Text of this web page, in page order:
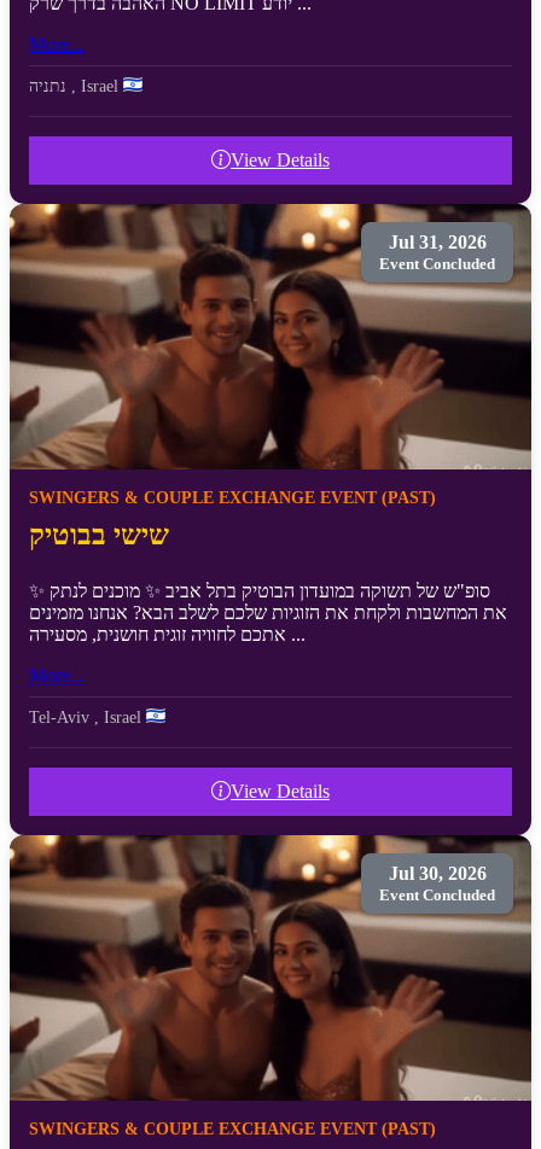
More...
נתניה , Israel
View Details
Jul 31, 2026
Event Concluded
SWINGERS & COUPLE EXCHANGE EVENT (PAST)
שישי בבוטיק
✨ סופ"ש של תשוקה במועדון הבוטיק בתל אביב ✨ מוכנים לנתק
את המחשבות ולקחת את הזוגיות שלכם לשלב הבא? אנחנו מזמינים
אתכם לחוויה זוגית חושנית, מסעירה ...
More...
Tel-Aviv , Israel
View Details
Jul 30, 2026
Event Concluded
SWINGERS & COUPLE EXCHANGE EVENT (PAST)